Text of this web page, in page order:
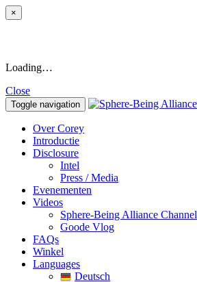
×
Loading…
Close
Toggle navigation
Over Corey
Introductie
Disclosure
Intel
Press / Media
Evenementen
Videos
Sphere-Being Alliance Channel
Goode Vlog
FAQs
Winkel
Languages
Deutsch